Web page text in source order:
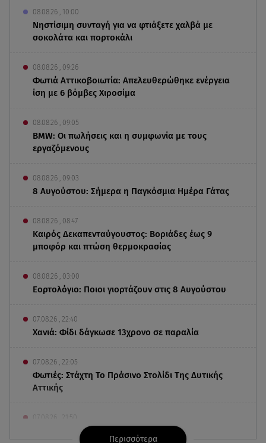
08.08.26 , 10:00
Νηστίσιμη συνταγή για να φτιάξετε χαλβά με
σοκολάτα και πορτοκάλι
08.08.26 , 09:26
Φωτιά Αττικοβοιωτία: Απελευθερώθηκε ενέργεια
ίση με 6 βόμβες Χιροσίμα
08.08.26 , 09:05
BMW: Οι πωλήσεις και η συμφωνία με τους
εργαζόμενους
08.08.26 , 09:03
8 Αυγούστου: Σήμερα η Παγκόσμια Ημέρα Γάτας
08.08.26 , 08:47
Καιρός Δεκαπενταύγουστος: Βοριάδες έως 9
μποφόρ και πτώση θερμοκρασίας
08.08.26 , 03:00
Εορτολόγιο: Ποιοι γιορτάζουν στις 8 Αυγούστου
07.08.26 , 22:40
Χανιά: Φίδι δάγκωσε 13χρονο σε παραλία
07.08.26 , 22:05
Φωτιές: Στάχτη Το Πράσινο Στολίδι Της Δυτικής
Αττικής
«Συμφωνία της Μέκκας» για Τουρκία – Σαουδική
Περισσότερα